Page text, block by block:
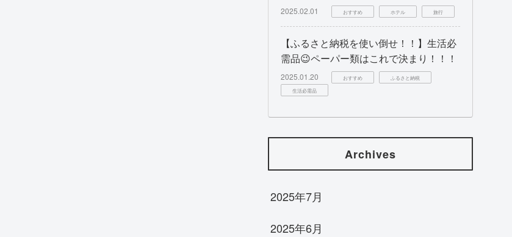
2025.02.01 おすすめ ホテル 旅行
【ふるさと納税を使い倒せ！！】生活必
需品😉ペーパー類はこれで決まり！！！
2025.01.20 おすすめ
ふるさと納税
生活必需品
Archives
2025年7月
2025年6月